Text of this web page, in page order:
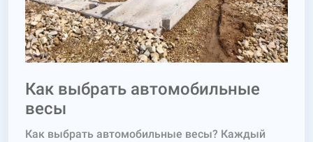
Как выбрать автомобильные
весы
Как выбрать автомобильные весы? Каждый